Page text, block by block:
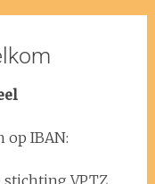
op IBAN: